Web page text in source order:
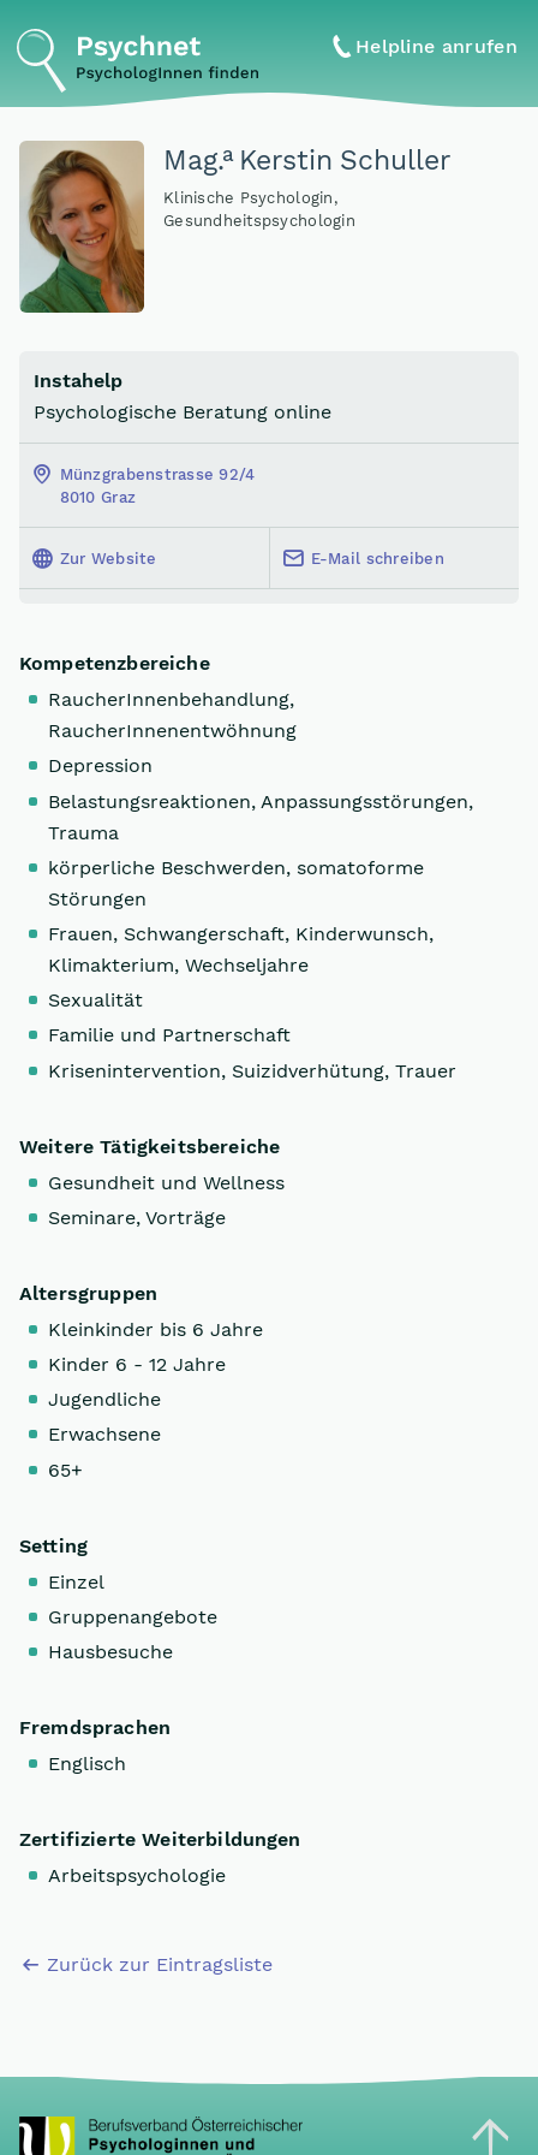
Helpline anrufen
Mag.aKerstin Schuller
Klinische Psychologin,
Gesundheitspsychologin
Instahelp
Psychologische Beratung online
Münzgrabenstrasse 92/4
8010 Graz
Zur Website E-Mail schreiben
Kompetenzbereiche
RaucherInnenbehandlung,
RaucherInnenentwöhnung
Depression
Belastungsreaktionen, Anpassungsstörungen,
Trauma
körperliche Beschwerden, somatoforme
Störungen
Frauen, Schwangerschaft, Kinderwunsch,
Klimakterium, Wechseljahre
Sexualität
Familie und Partnerschaft
Krisenintervention, Suizidverhütung, Trauer
Weitere Tätigkeitsbereiche
Gesundheit und Wellness
Seminare, Vorträge
Altersgruppen
Kleinkinder bis 6 Jahre
Kinder 6 - 12 Jahre
Jugendliche
Erwachsene
65+
Setting
Einzel
Gruppenangebote
Hausbesuche
Fremdsprachen
Englisch
Zertifizierte Weiterbildungen
Arbeitspsychologie
Zurück zur Eintragsliste